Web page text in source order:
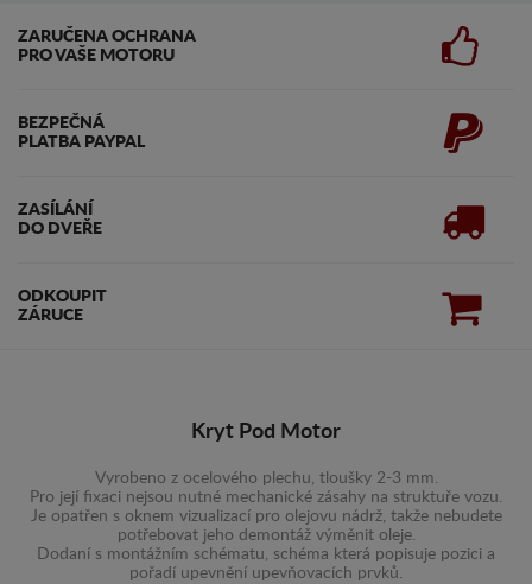
ZARUČENA OCHRANA
PRO VAŠE MOTORU
BEZPEČNÁ
PLATBA PAYPAL
ZASÍLÁNÍ
DO DVEŘE
ODKOUPIT
ZÁRUCE
Kryt Pod Motor
Vyrobeno z ocelového plechu, tloušky 2-3 mm.
Pro její fixaci nejsou nutné mechanické zásahy na struktuře vozu.
Je opatřen s oknem vizualizací pro olejovu nádrž, takže nebudete
potřebovat jeho demontáž výměnit oleje.
Dodaní s montážním schématu, schéma která popisuje pozici a
pořadí upevnění upevňovacích prvků.